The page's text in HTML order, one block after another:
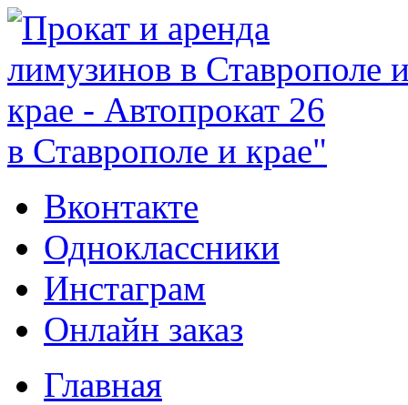
в Ставрополе и крае"
Вконтакте
Одноклассники
Инстаграм
Онлайн заказ
Главная